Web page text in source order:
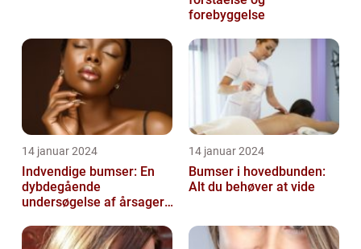
forebyggelse
14 januar 2024
Indvendige bumser: En
dybdegående
undersøgelse af årsager,
forebyggelse
14 januar 2024
Bumser i hovedbunden:
Alt du behøver at vide